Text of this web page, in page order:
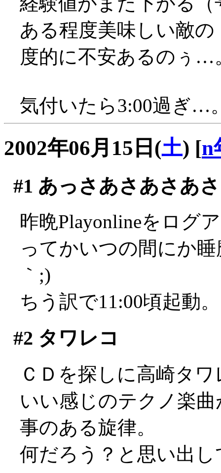
ある程度美味しい敵
度的に不安あるのぅ…
気付いたら3:00過ぎ…
2002年06月15日(土) [n
#1 あっさあさあさあ
昨晩Playonlineをログ
ってかいつの間にか
｀;)
ちう訳で11:00頃起動
#2 タワレコ
ＣＤを探しに高崎タ
いい感じのテクノ楽
事のある旋律。
何だろう？と思い出